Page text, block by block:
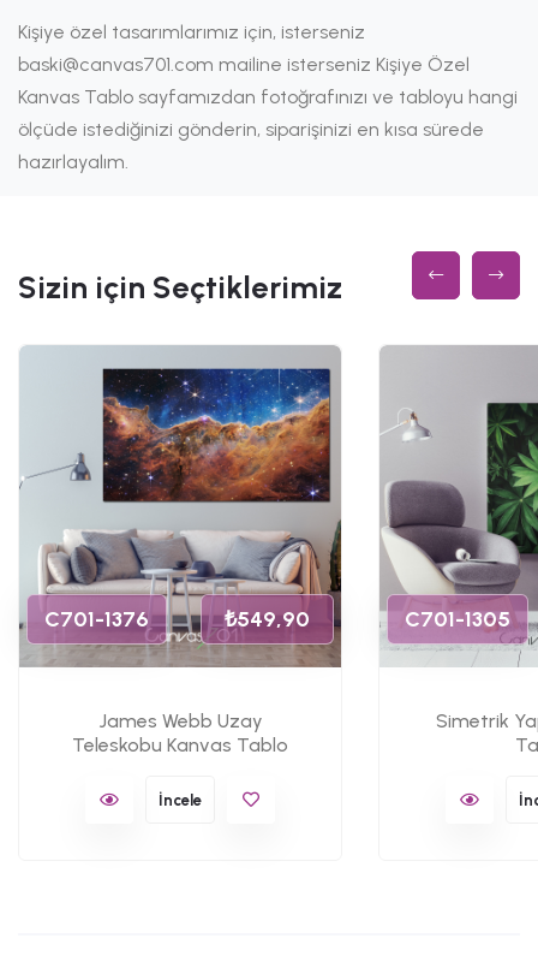
Kişiye özel tasarımlarımız için, isterseniz
baski@canvas701.com mailine isterseniz Kişiye Özel
Kanvas Tablo sayfamızdan fotoğrafınızı ve tabloyu hangi
ölçüde istediğinizi gönderin, siparişinizi en kısa sürede
hazırlayalım.
Sizin için Seçtiklerimiz
C701-1376 ₺549,90
James Webb Uzay
Teleskobu Kanvas Tablo
İncele
C701-1305
Simetrik